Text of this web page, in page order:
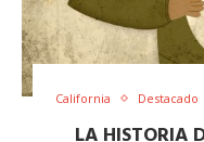
California Destacado